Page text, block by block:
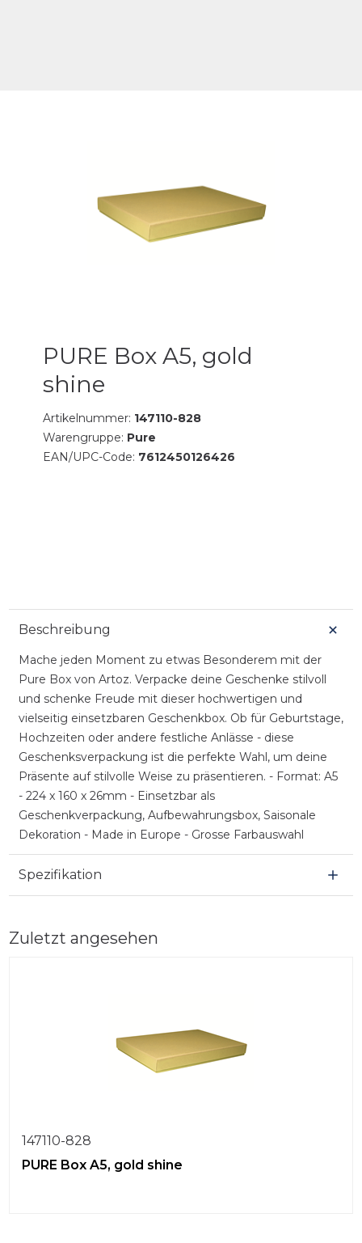
PURE Box A5, gold
shine
Artikelnummer: 147110-828
Warengruppe: Pure
EAN/UPC-Code: 7612450126426
Beschreibung
Mache jeden Moment zu etwas Besonderem mit der
Pure Box von Artoz. Verpacke deine Geschenke stilvoll
und schenke Freude mit dieser hochwertigen und
vielseitig einsetzbaren Geschenkbox. Ob für Geburtstage,
Hochzeiten oder andere festliche Anlässe - diese
Geschenksverpackung ist die perfekte Wahl, um deine
Präsente auf stilvolle Weise zu präsentieren. - Format: A5
- 224 x 160 x 26mm - Einsetzbar als
Geschenkverpackung, Aufbewahrungsbox, Saisonale
Dekoration - Made in Europe - Grosse Farbauswahl
Spezifikation
Zuletzt angesehen
147110-828
PURE Box A5, gold shine